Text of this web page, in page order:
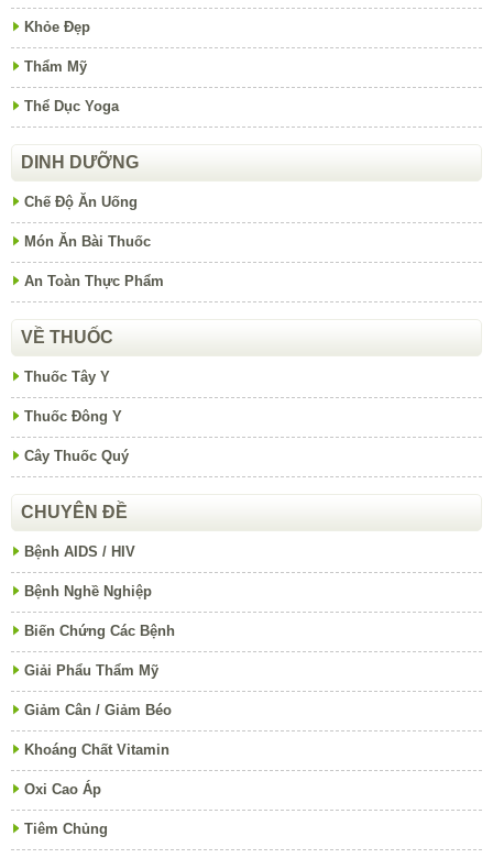
Khỏe Đẹp
Thẩm Mỹ
Thể Dục Yoga
DINH DƯỠNG
Chế Độ Ăn Uống
Món Ăn Bài Thuốc
An Toàn Thực Phẩm
VỀ THUỐC
Thuốc Tây Y
Thuốc Đông Y
Cây Thuốc Quý
CHUYÊN ĐỀ
Bệnh AIDS / HIV
Bệnh Nghề Nghiệp
Biến Chứng Các Bệnh
Giải Phẩu Thẩm Mỹ
Giảm Cân / Giảm Béo
Khoáng Chất Vitamin
Oxi Cao Áp
Tiêm Chủng